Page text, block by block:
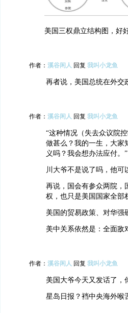
美国三权鼎立结构图，好
作者： 溪谷闲人 回复 我叫小龙鱼
再者说，美国总统在外交
作者： 溪谷闲人 回复 我叫小龙鱼
“这种情况（失去众议院
做甚么？我的一生，大家
义吗？我会想办法应付。”
川大爷不是说了吗，他可
再说，国会有参众两院，
权，也只是美国国家全部
美国的贸易政策、对华强
美中关系依然是：全面敌
作者： 溪谷闲人 回复 我叫小龙鱼
美国大爷今天又发话了
星岛日报？裆中央海外喉